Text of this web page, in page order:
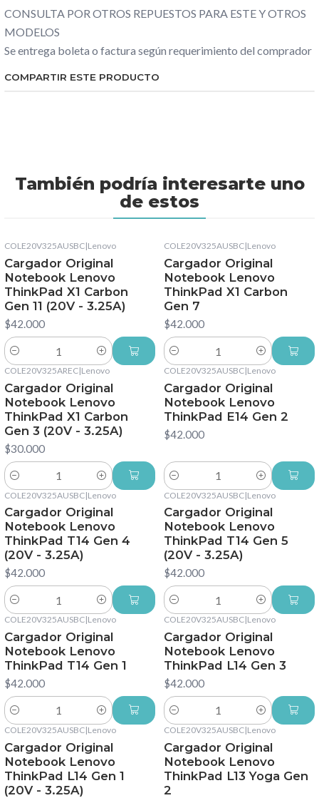
CONSULTA POR OTROS REPUESTOS PARA ESTE Y OTROS
MODELOS
Se entrega boleta o factura según requerimiento del comprador
COMPARTIR ESTE PRODUCTO
También podría interesarte uno
de estos
COLE20V325AUSBC|Lenovo
Cargador Original
Notebook Lenovo
ThinkPad X1 Carbon
Gen 11 (20V - 3.25A)
$42.000
Cantidad
COLE20V325AUSBC|Lenovo
Cargador Original
Notebook Lenovo
ThinkPad X1 Carbon
Gen 7
$42.000
Cantidad
COLE20V325AREC|Lenovo
Cargador Original
Notebook Lenovo
ThinkPad X1 Carbon
Gen 3 (20V - 3.25A)
$30.000
Cantidad
COLE20V325AUSBC|Lenovo
Cargador Original
Notebook Lenovo
ThinkPad E14 Gen 2
$42.000
Cantidad
COLE20V325AUSBC|Lenovo
Cargador Original
Notebook Lenovo
ThinkPad T14 Gen 4
(20V - 3.25A)
$42.000
Cantidad
COLE20V325AUSBC|Lenovo
Cargador Original
Notebook Lenovo
ThinkPad T14 Gen 5
(20V - 3.25A)
$42.000
Cantidad
COLE20V325AUSBC|Lenovo
Cargador Original
Notebook Lenovo
ThinkPad T14 Gen 1
$42.000
Cantidad
COLE20V325AUSBC|Lenovo
Cargador Original
Notebook Lenovo
ThinkPad L14 Gen 3
$42.000
Cantidad
COLE20V325AUSBC|Lenovo
Cargador Original
Notebook Lenovo
ThinkPad L14 Gen 1
(20V - 3.25A)
COLE20V325AUSBC|Lenovo
Cargador Original
Notebook Lenovo
ThinkPad L13 Yoga Gen
2